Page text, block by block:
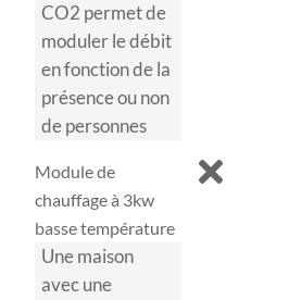
CO2 permet de
moduler le débit
en fonction de la
présence ou non
de personnes
Module de
chauffage à 3kw
basse température
Une maison
avec une